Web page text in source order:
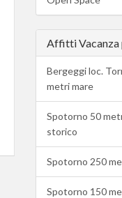
Affitti Vacanza
Bergeggi loc.
metri mare
Spotorno 50
storico
Spotorno 250
Spotorno 150